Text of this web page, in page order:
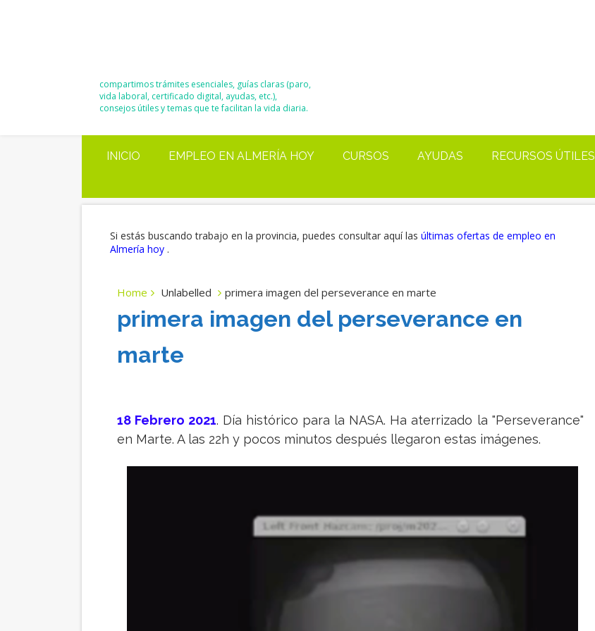
compartimos trámites esenciales, guías claras (paro,
vida laboral, certificado digital, ayudas, etc.),
consejos útiles y temas que te facilitan la vida diaria.
INICIO EMPLEO EN ALMERÍA HOY CURSOS AYUDAS RECURSOS ÚTILES
Si estás buscando trabajo en la provincia, puedes consultar aquí las últimas ofertas de empleo en
Almería hoy .
Home Unlabelled primera imagen del perseverance en marte
primera imagen del perseverance en
marte
18 Febrero 2021. Día histórico para la NASA. Ha aterrizado la "Perseverance"
en Marte. A las 22h y pocos minutos después llegaron estas imágenes.